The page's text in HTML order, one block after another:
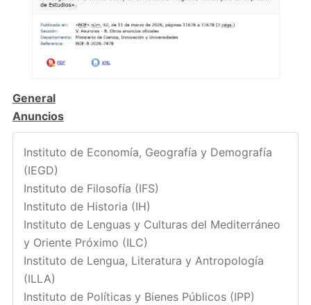
General
Anuncios
Instituto de Economía, Geografía y Demografía
(IEGD)
Instituto de Filosofía (IFS)
Instituto de Historia (IH)
Instituto de Lenguas y Culturas del Mediterráneo
y Oriente Próximo (ILC)
Instituto de Lengua, Literatura y Antropología
(ILLA)
Instituto de Políticas y Bienes Públicos (IPP)